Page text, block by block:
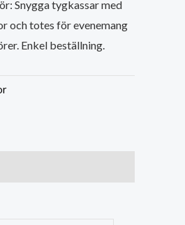
Snygga tygkassar med
och totes för evenemang
Enkel beställning.